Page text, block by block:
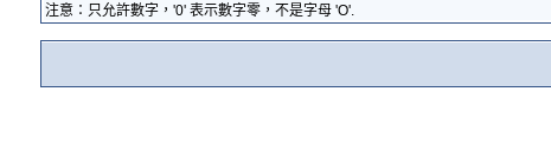
注意：只允許數字，'0' 表示數字零，不是字母 'O'.